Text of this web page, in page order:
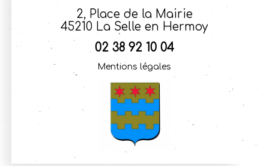
2, Place de la Mairie
45210 La Selle en Hermoy
02 38 92 10 04
Mentions légales